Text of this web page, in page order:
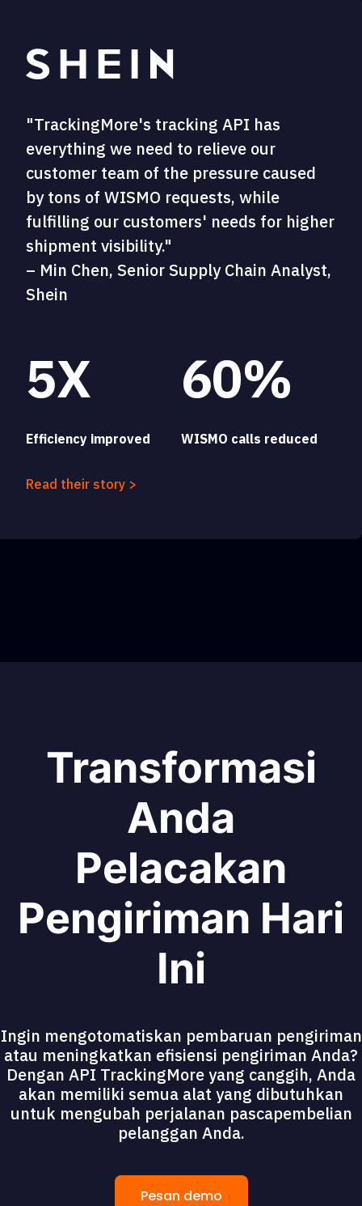
"TrackingMore's tracking API has
everything we need to relieve our
customer team of the pressure caused
by tons of WISMO requests, while
fulfilling our customers' needs for higher
shipment visibility."
– Min Chen, Senior Supply Chain Analyst,
Shein
5X
Efficiency improved
60%
WISMO calls reduced
Read their story >
Transformasi
Anda
Pelacakan
Pengiriman Hari
Ini
Ingin mengotomatiskan pembaruan pengiriman
atau meningkatkan efisiensi pengiriman Anda?
Dengan API TrackingMore yang canggih, Anda
akan memiliki semua alat yang dibutuhkan
untuk mengubah perjalanan pascapembelian
pelanggan Anda.
Pesan demo